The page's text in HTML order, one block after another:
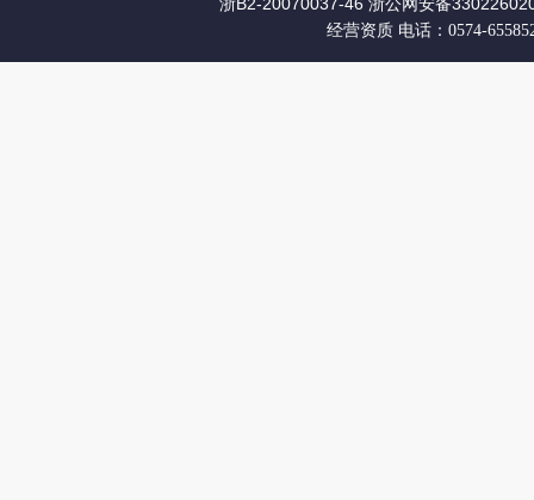
经营资质 电话：0574-